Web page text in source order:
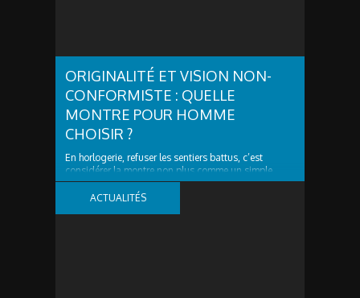
ORIGINALITÉ ET VISION NON-
CONFORMISTE : QUELLE
MONTRE POUR HOMME
CHOISIR ?
En horlogerie, refuser les sentiers battus, c’est
considérer la montre non plus comme un simple
outil, mais comme une signature. Vous ne cherchez
plus seulement un calibre fiable ! Vous désirez un
ACTUALITÉS